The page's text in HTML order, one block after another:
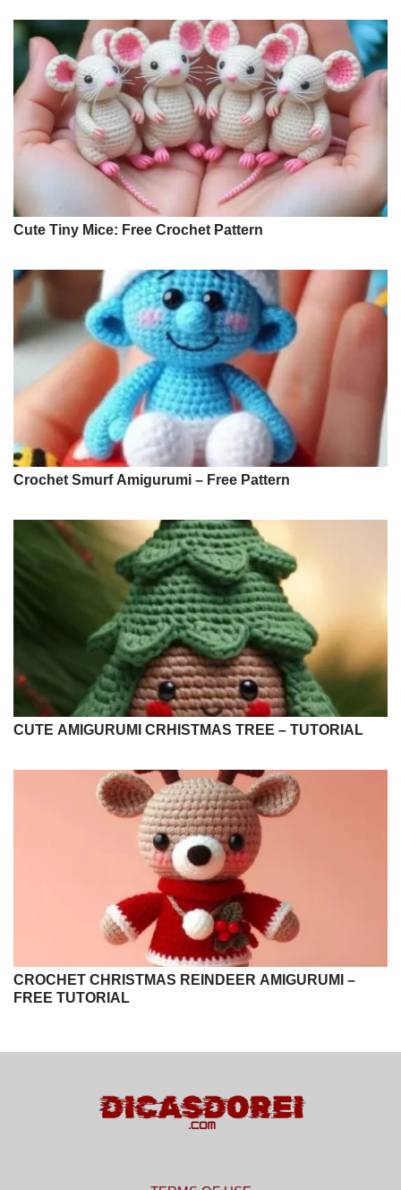
Cute Tiny Mice: Free Crochet Pattern
Crochet Smurf Amigurumi – Free Pattern
CUTE AMIGURUMI CRHISTMAS TREE – TUTORIAL
CROCHET CHRISTMAS REINDEER AMIGURUMI –
FREE TUTORIAL